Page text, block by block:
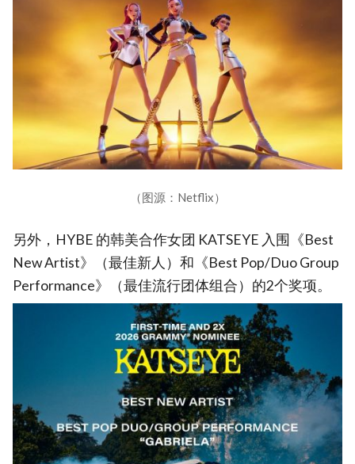
（图源：Netflix）
另外，HYBE 的韩美合作女团 KATSEYE 入围《Best
New Artist》（最佳新人）和《Best Pop/Duo Group
Performance》（最佳流行团体组合）的2个奖项。